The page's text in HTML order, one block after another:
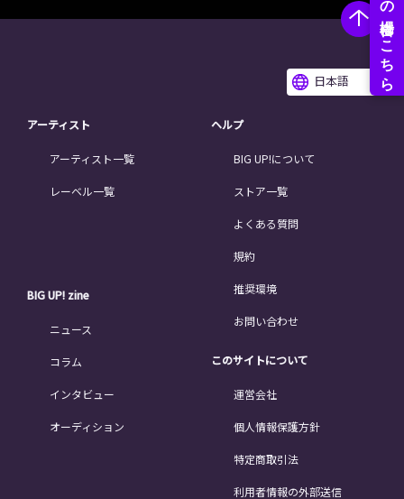
日本語
アーティスト
アーティスト一覧
レーベル一覧
BIG UP! zine
ニュース
コラム
インタビュー
オーディション
ヘルプ
BIG UP!について
ストア一覧
よくある質問
規約
推奨環境
お問い合わせ
このサイトについて
運営会社
個人情報保護方針
特定商取引法
利用者情報の外部送信